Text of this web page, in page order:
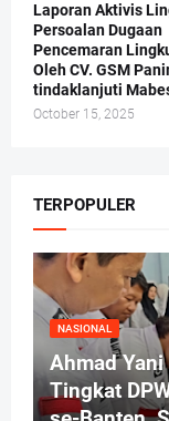
Laporan Aktivis
Persoalan Dugaan
Pencemaran
Oleh CV. GSM
tindaklanjuti
October 15, 2025
TERPOPULER
NASIONAL
Ahmad
Tingkat